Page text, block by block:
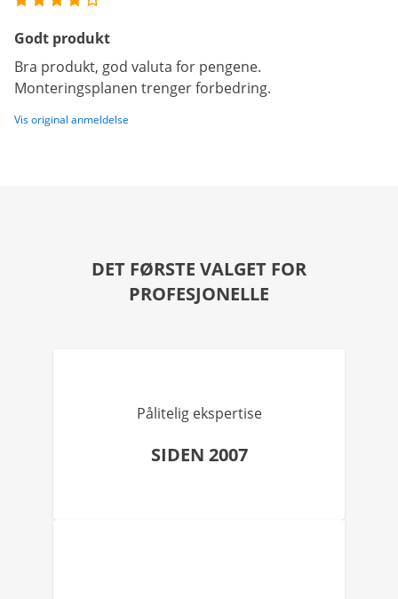
Godt produkt
Bra produkt, god valuta for pengene.
Monteringsplanen trenger forbedring.
Vis original anmeldelse
DET FØRSTE VALGET FOR
PROFESJONELLE
Pålitelig ekspertise
SIDEN 2007